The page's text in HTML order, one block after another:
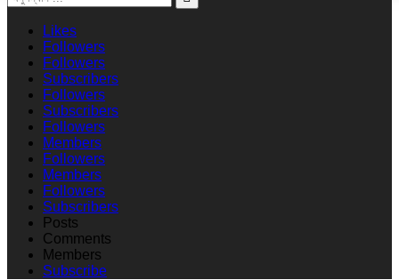
Likes
Followers
Followers
Subscribers
Followers
Subscribers
Followers
Members
Followers
Members
Followers
Subscribers
Posts
Comments
Members
Subscribe